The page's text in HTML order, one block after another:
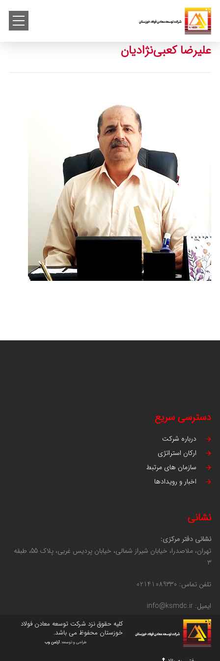
علیرضا کعبی‌نژادیان
دسترسی سریع
درباره شرکت
ارکان استراتژی
سازمان های مرتبط
اخبار و رویدادها
نشانی
نشانی دفتر مرکزی:
تهران، ملاصدرا، خیابان شیراز شمالی، خیابان پردیس غربی، پلاک 55، طبقه
3
تلفن تماس: 02141089330
ایمیل: info@ksmdc.ir
کلیه حقوق نزد شرکت توسعه معادن فولاد
خوزستان محفوظ می باشد.
طراحی و توسعه:آرتمن وب